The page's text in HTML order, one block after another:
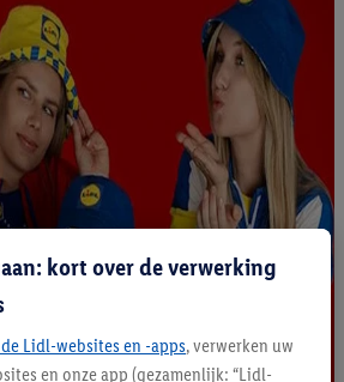
kort over de verwerking
Lidl-websites en -apps, verwerken uw
en onze app (gezamenlijk: “Lidl-